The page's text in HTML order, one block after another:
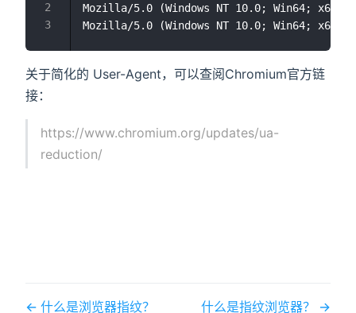
Mozilla/5.0 (Windows NT 10.0; Win64; x64)
关于简化的 User-Agent，可以查阅Chromium官方链
接：
https://www.chromium.org/updates/ua-
reduction/
什么是浏览器指纹？ 什么是指纹浏览器？